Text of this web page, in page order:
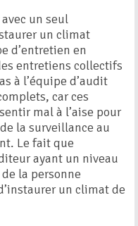
un seul
un climat
d’entretien en
entretiens collectifs
à l’équipe d’audit
car ces
mal à l’aise pour
la surveillance au
Le fait que
ayant un niveau
la personne
un climat de